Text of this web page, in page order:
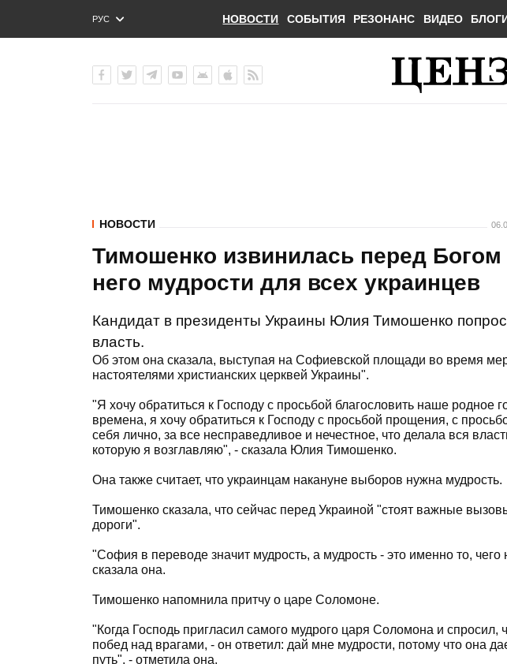
РУС
ENG
НОВОСТИ СОБЫТИЯ РЕЗОНАНС ВИДЕО
НОВОСТИ
Тимошенко извинилась перед
него мудрости для всех украинцев
Кандидат в президенты Украины Юлия Тимошенко
власть.
Об этом она сказала, выступая на Софиевской площади во время
настоятелями христианских церквей Украины".
"Я хочу обратиться к Господу с просьбой благословить наше родное
времена, я хочу обратиться к Господу с просьбой прощения, с
себя лично, за все несправедливое и нечестное, что делала вся
которую я возглавляю", - сказала Юлия Тимошенко.
Она также считает, что украинцам накануне выборов нужна мудрость.
Тимошенко сказала, что сейчас перед Украиной "стоят важные
дороги".
"София в переводе значит мудрость, а мудрость - это именно то, чего
сказала она.
Тимошенко напомнила притчу о царе Соломоне.
"Когда Господь пригласил самого мудрого царя Соломона и спросил,
побед над врагами, - он ответил: дай мне мудрости, потому что она
путь", - отметила она.